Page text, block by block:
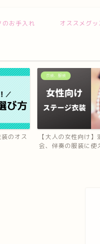
のお手入れ オススメグッ
発表
...
オススメサービス
Amazon Music
き放...